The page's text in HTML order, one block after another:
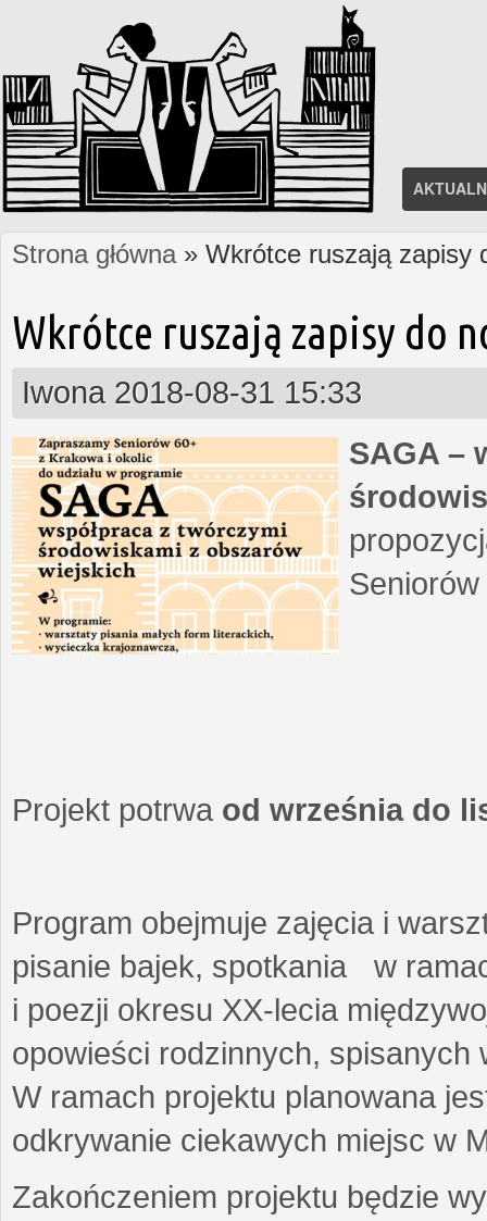
Jesteś tutaj
Strona główna» Wkrótce ruszają zapisy
Wkrótce ruszają zapisy do
Iwona 2018-08-31 15:33
SAGA –
Projekt potrwa od września do
Program obejmuje zajęcia i
pisanie bajek, spotkania w
i poezji okresu XX-lecia
opowieści rodzinnych,
W ramach projektu planowana
odkrywanie ciekawych miejsc w
Zakończeniem projektu będzie